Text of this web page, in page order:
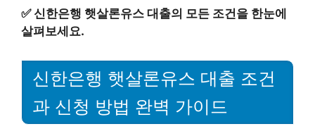
✅신한은행 햇살론유스 대출의 모든 조건을 한눈에
살펴보세요.
신한은행 햇살론유스 대출 조건
과 신청 방법 완벽 가이드